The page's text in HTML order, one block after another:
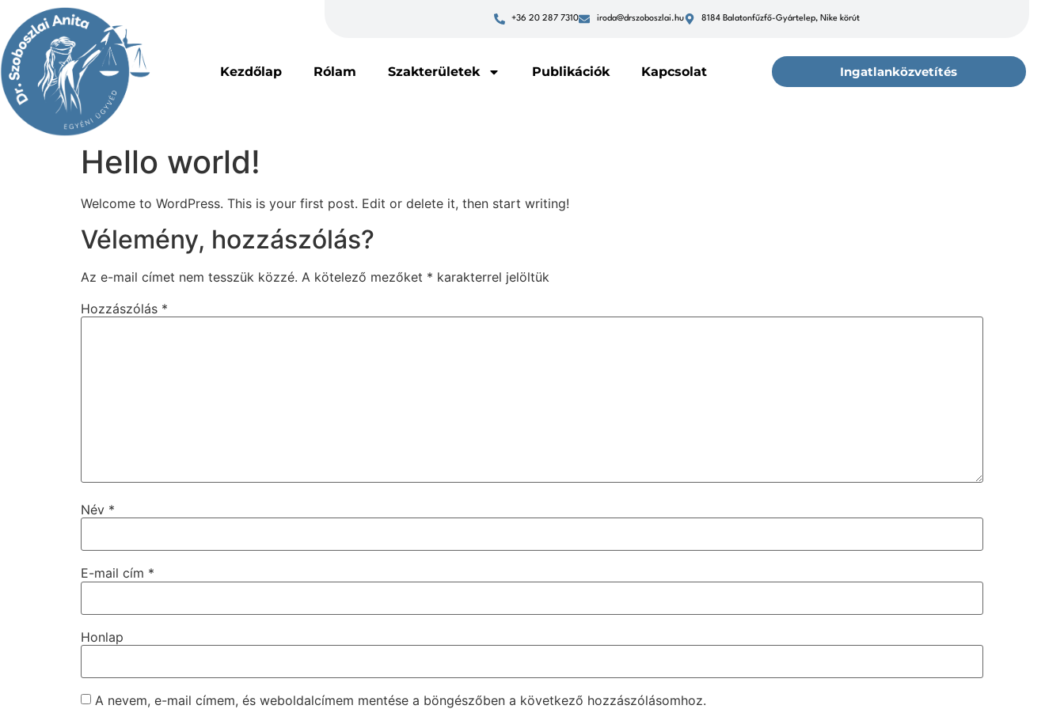
+36 20 287 7310 iroda@drszoboszlai.hu 8184 Balatonfűzfő-Gyártelep, Nike körút
Kezdőlap Rólam Szakterületek Publikációk Kapcsolat Ingatlanközvetítés
Hello world!
Welcome to WordPress. This is your first post. Edit or delete it, then start writing!
Vélemény, hozzászólás?
Az e-mail címet nem tesszük közzé. A kötelező mezőket * karakterrel jelöltük
Hozzászólás *
Név *
E-mail cím *
Honlap
A nevem, e-mail címem, és weboldalcímem mentése a böngészőben a következő hozzászólásomhoz.